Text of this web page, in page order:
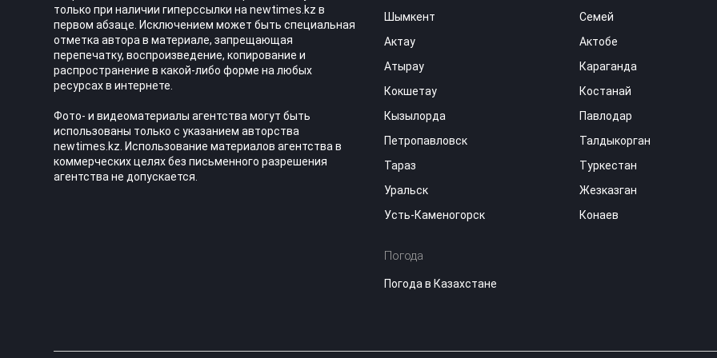
только при наличии гиперссылки на newtimes.kz в
первом абзаце. Исключением может быть специальная
отметка автора в материале, запрещающая
перепечатку, воспроизведение, копирование и
распространение в какой-либо форме на любых
ресурсах в интернете.
Фото- и видеоматериалы агентства могут быть
использованы только с указанием авторства
newtimes.kz. Использование материалов агентства в
коммерческих целях без письменного разрешения
агентства не допускается.
Шымкент
Семей
Актау
Актобе
Атырау
Караганда
Кокшетау
Костанай
Кызылорда
Павлодар
Петропавловск
Талдыкорган
Тараз
Туркестан
Уральск
Жезказган
Усть-Каменогорск
Конаев
Погода
Погода в Казахстане